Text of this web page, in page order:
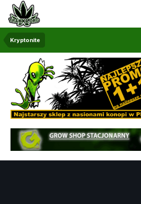
Kryptonite